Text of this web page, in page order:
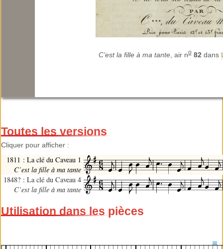
C’est la fille à ma tante, air no 82 dans
Toutes les versions
Cliquer pour afficher :
1811 : La clé du Caveau 1
C’est la fille à ma tante
1848? : La clé du Caveau 4
C’est la fille à ma tante
Utilisation dans les pièces